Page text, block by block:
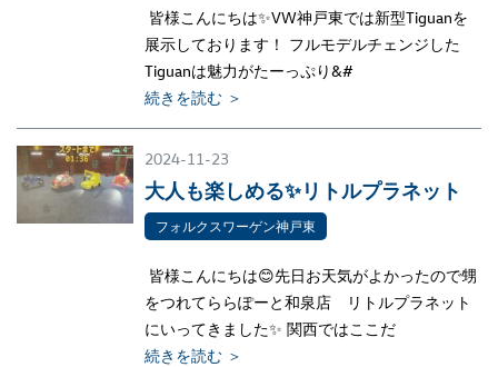
皆様こんにちは✨VW神戸東では新型Tiguanを
展示しております！ フルモデルチェンジした
Tiguanは魅力がたーっぷり&#
続きを読む ＞
2024-11-23
大人も楽しめる✨リトルプラネット
フォルクスワーゲン神戸東
皆様こんにちは😊先日お天気がよかったので甥
をつれてららぽーと和泉店 リトルプラネット
にいってきました✨ 関西ではここだ
続きを読む ＞